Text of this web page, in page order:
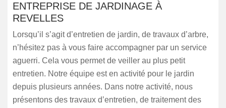
ENTREPRISE DE JARDINAGE À
REVELLES
Lorsqu’il s’agit d’entretien de jardin, de travaux d’arbre,
n’hésitez pas à vous faire accompagner par un service
aguerri. Cela vous permet de veiller au plus petit
entretien. Notre équipe est en activité pour le jardin
depuis plusieurs années. Dans notre activité, nous
présentons des travaux d’entretien, de traitement des